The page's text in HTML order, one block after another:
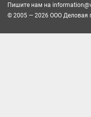
Пишите нам на
© 2005 — 2026 ООО Деловая